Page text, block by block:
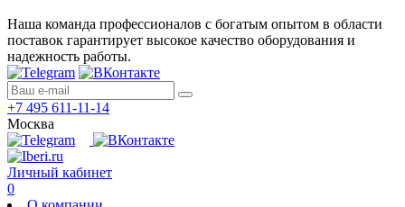
Наша команда профессионалов с богатым опытом в области
поставок гарантирует высокое качество оборудования и
надежность работы.
+7 495 611-11-14
Москва
Личный кабинет
0